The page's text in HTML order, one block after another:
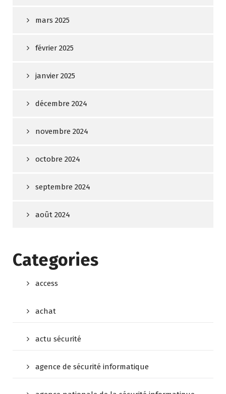
mars 2025
février 2025
janvier 2025
décembre 2024
novembre 2024
octobre 2024
septembre 2024
août 2024
Categories
access
achat
actu sécurité
agence de sécurité informatique